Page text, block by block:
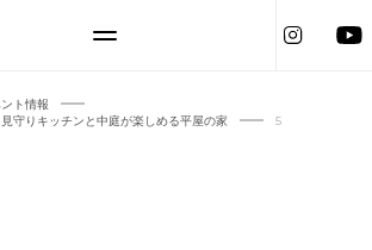
ト情報
見守りキッチンと中庭が楽しめる平屋の家
5